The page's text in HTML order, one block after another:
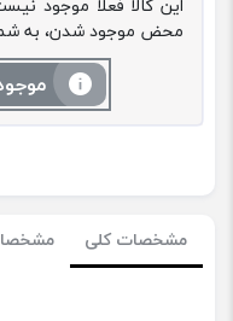
محض موجود شدن، به
مشخصات کلی